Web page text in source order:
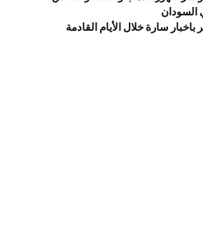
السودان
سارة خلال الأيام القادمة